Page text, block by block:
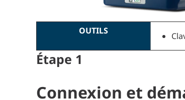
OUTILS
Étape 1
Connexion et